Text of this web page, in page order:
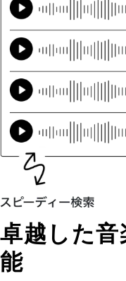
卓越した
能